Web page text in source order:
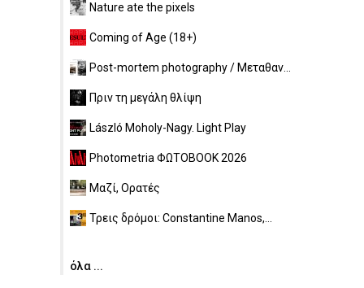
Nature ate the pixels
Coming of Age (18+)
Post-mortem photography / Μεταθαν...
Πριν τη μεγάλη θλίψη
László Moholy-Nagy. Light Play
Photometria ΦΩΤΟBOOK 2026
Μαζί, Ορατές
Τρεις δρόμοι: Constantine Manos,...
όλα ...